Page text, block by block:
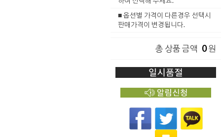
■ 옵션별 가격이 다른경우 선택시
판매가격이 변경됩니다.
총 상품 금액 0원